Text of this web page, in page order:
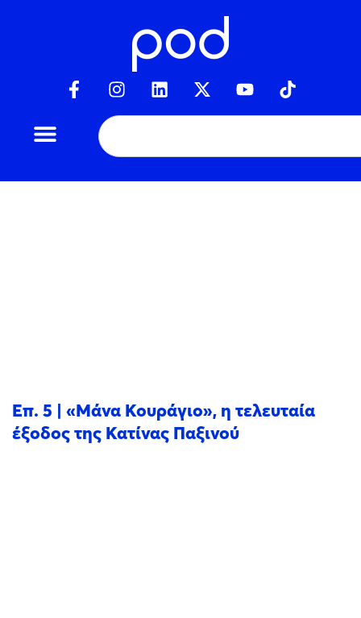
Επ. 5 | «Μάνα Κουράγιο», η τελευταία
έξοδος της Κατίνας Παξινού